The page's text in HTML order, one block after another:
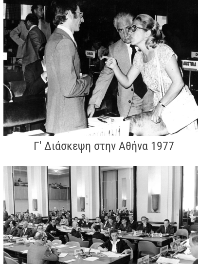
Γ' Διάσκεψη στην Αθήνα 1977